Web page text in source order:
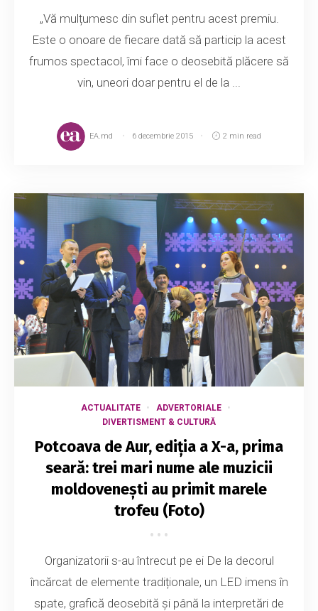
„Vă mulțumesc din suflet pentru acest premiu.
Este o onoare de fiecare dată să particip la acest
frumos spectacol, îmi face o deosebită plăcere să
vin, uneori doar pentru el de la ...
EA.md 6 decembrie 2015 2 min read
ACTUALITATE
ADVERTORIALE
DIVERTISMENT & CULTURĂ
Potcoava de Aur, ediția a X-a, prima
seară: trei mari nume ale muzicii
moldovenești au primit marele
trofeu (Foto)
Organizatorii s-au întrecut pe ei De la decorul
încărcat de elemente tradiționale, un LED imens în
spate, grafică deosebită și până la interpretări de